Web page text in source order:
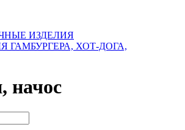
ИЗДЕЛИЯ
ГАМБУРГЕРА, ХОТ-ДОГА,
начос